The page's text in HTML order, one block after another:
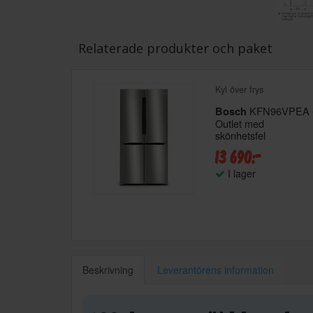
Relaterade produkter och paket
Kyl över frys
Bosch KFN96VPEA
Outlet med
skönhetsfel
13 690:-
I lager
Beskrivning Leverantörens information